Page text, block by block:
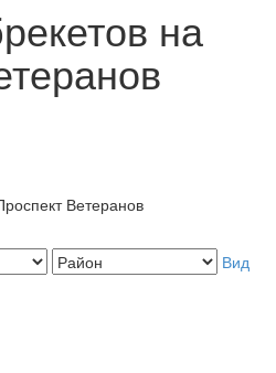
на
Ветеранов
Вид